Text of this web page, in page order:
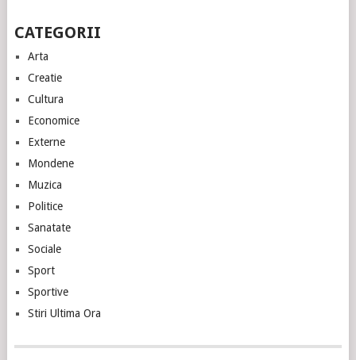
CATEGORII
Arta
Creatie
Cultura
Economice
Externe
Mondene
Muzica
Politice
Sanatate
Sociale
Sport
Sportive
Stiri Ultima Ora